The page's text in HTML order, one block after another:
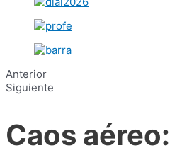
Anterior
Siguiente
Caos